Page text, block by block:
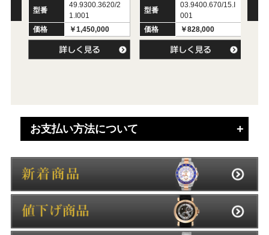
型番
49.9300.3620/2
1.I001
価格
￥1,450,000
型番
03.9400.670/15.I
001
価格
￥828,000
型番
お支払い方法について